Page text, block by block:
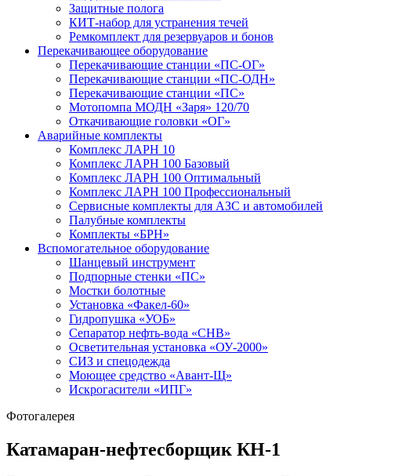
Защитные полога
КИТ-набор для устранения течей
Ремкомплект для резервуаров и бонов
Перекачивающее оборудование
Перекачивающие станции «ПС-ОГ»
Перекачивающие станции «ПС-ОДН»
Перекачивающие станции «ПС»
Мотопомпа МОДН «Заря» 120/70
Откачивающие головки «ОГ»
Аварийные комплекты
Комплекс ЛАРН 10
Комплекс ЛАРН 100 Базовый
Комплекс ЛАРН 100 Оптимальный
Комплекс ЛАРН 100 Профессиональный
Сервисные комплекты для АЗС и автомобилей
Палубные комплекты
Комплекты «БРН»
Вспомогательное оборудование
Шанцевый инструмент
Подпорные стенки «ПС»
Мостки болотные
Установка «Факел-60»
Гидропушка «УОБ»
Сепаратор нефть-вода «СНВ»
Осветительная установка «ОУ-2000»
СИЗ и спецодежда
Моющее средство «Авант-Щ»
Искрогасители «ИПГ»
Фотогалерея
Катамаран-нефтесборщик КН-1